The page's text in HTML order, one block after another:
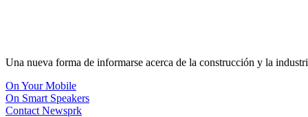
Una nueva forma de informarse acerca de la construcción y la
On Your Mobile
On Smart Speakers
Contact Newsprk